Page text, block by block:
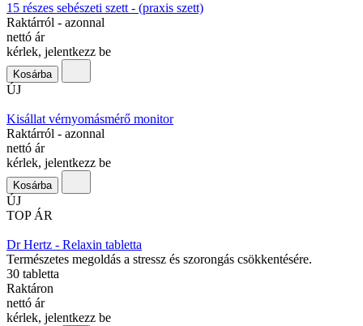
15 részes sebészeti szett - (praxis szett)
Raktárról - azonnal
nettó ár
kérlek, jelentkezz be
Kosárba
ÚJ
Kisállat vérnyomásmérő monitor
Raktárról - azonnal
nettó ár
kérlek, jelentkezz be
Kosárba
ÚJ
TOP ÁR
Dr Hertz - Relaxin tabletta
Természetes megoldás a stressz és szorongás csökkentésére.
30 tabletta
Raktáron
nettó ár
kérlek, jelentkezz be